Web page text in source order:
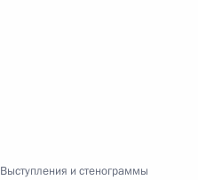
Выступления и стенограммы